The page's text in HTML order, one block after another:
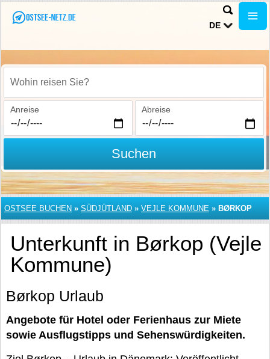
DE
Wohin reisen Sie?
Anreise Abreise
Suchen
OSTSEE BUCHEN » SÜDJÜTLAND » VEJLE KOMMUNE » BØRKOP
Unterkunft in Børkop (Vejle
Kommune)
Børkop Urlaub
Angebote für Hotel oder Ferienhaus zur Miete
sowie Ausflugstipps und Sehenswürdigkeiten.